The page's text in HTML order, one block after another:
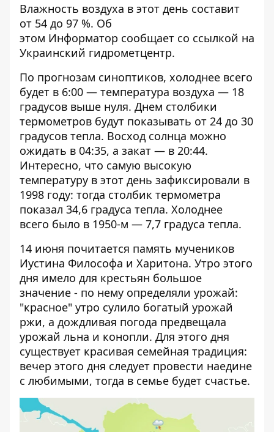
Влажность воздуха в этот день составит
от 54 до 97 %. Об
этом Информатор сообщает со ссылкой на
Украинский гидрометцентр.
По прогнозам синоптиков, холоднее всего
будет в 6:00 — температура воздуха — 18
градусов выше нуля. Днем столбики
термометров будут показывать от 24 до 30
градусов тепла. Восход солнца можно
ожидать в 04:35, а закат — в 20:44.
Интересно, что самую высокую
температуру в этот день зафиксировали в
1998 году: тогда столбик термометра
показал 34,6 градуса тепла. Холоднее
всего было в 1950-м — 7,7 градуса тепла.
14 июня почитается память мучеников
Иустина Философа и Харитона. Утро этого
дня имело для крестьян большое
значение - по нему определяли урожай:
"красное" утро сулило богатый урожай
ржи, а дождливая погода предвещала
урожай льна и конопли. Для этого дня
существует красивая семейная традиция:
вечер этого дня следует провести наедине
с любимыми, тогда в семье будет счастье.